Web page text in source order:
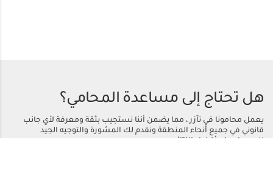
هل تحتاج إلى مساعدة المحامي؟
يعمل محامونا في تآزر ، مما يضمن أننا نستجيب بثقة ومعرفة لأي جانب
قانوني في جميع أنحاء المنطقة ونقدم لك المشورة والتوجيه الجيد